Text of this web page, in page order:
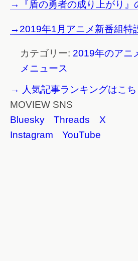
→『盾の勇者の成り上がり』
→2019年1月アニメ新番組特
カテゴリー: 2019年のアニ
メニュース
→ 人気記事ランキングはこち
MOVIEW SNS
Bluesky
Threads
X
Instagram
YouTube